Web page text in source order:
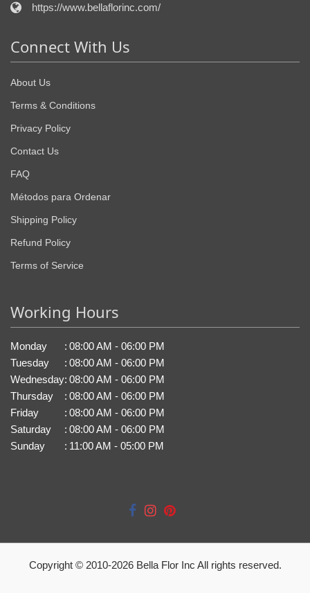
https://www.bellaflorinc.com/
Connect With Us
About Us
Terms & Conditions
Privacy Policy
Contact Us
FAQ
Métodos para Ordenar
Shipping Policy
Refund Policy
Terms of Service
Working Hours
Monday : 08:00 AM - 06:00 PM
Tuesday
: 08:00 AM - 06:00 PM
Wednesday: 08:00 AM - 06:00 PM
Thursday
: 08:00 AM - 06:00 PM
Friday
: 08:00 AM - 06:00 PM
Saturday
: 08:00 AM - 06:00 PM
Sunday
: 11:00 AM - 05:00 PM
Copyright © 2010-2026Bella Flor Inc All rights reserved.